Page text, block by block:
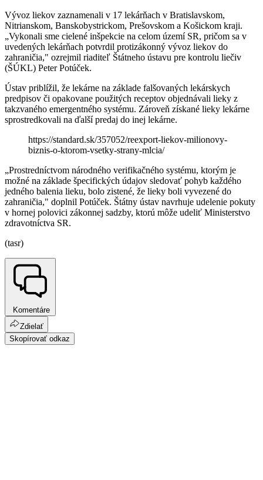
Vývoz liekov zaznamenali v 17 lekárňach v Bratislavskom,
Nitrianskom, Banskobystrickom, Prešovskom a Košickom kraji.
„Vykonali sme cielené inšpekcie na celom území SR, pričom sa v
uvedených lekárňach potvrdil protizákonný vývoz liekov do
zahraničia," ozrejmil riaditeľ Štátneho ústavu pre kontrolu liečiv
(ŠÚKL) Peter Potúček.
Ústav priblížil, že lekárne na základe falšovaných lekárskych
predpisov či opakovane použitých receptov objednávali lieky z
takzvaného emergentného systému. Zároveň získané lieky lekárne
sprostredkovali na ďalší predaj do inej lekárne.
https://standard.sk/357052/reexport-liekov-milionovy-
biznis-o-ktorom-vsetky-strany-mlcia/
„Prostredníctvom národného verifikačného systému, ktorým je
možné na základe špecifických údajov sledovať pohyb každého
jedného balenia lieku, bolo zistené, že lieky boli vyvezené do
zahraničia," doplnil Potúček. Štátny ústav navrhuje udelenie pokuty
v hornej polovici zákonnej sadzby, ktorú môže udeliť Ministerstvo
zdravotníctva SR.
(tasr)
Komentáre
Zdielať
Skopírovať odkaz